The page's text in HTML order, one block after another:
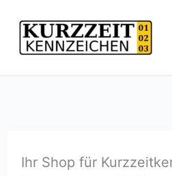
Inhalt
springen
Ihr Shop für